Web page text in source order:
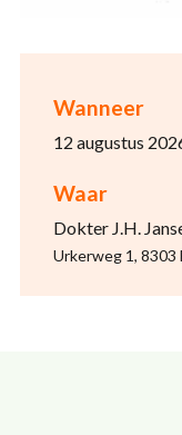
Wanneer
12 augustus
Waar
Dokter J.H.
Urkerweg 1, 8303